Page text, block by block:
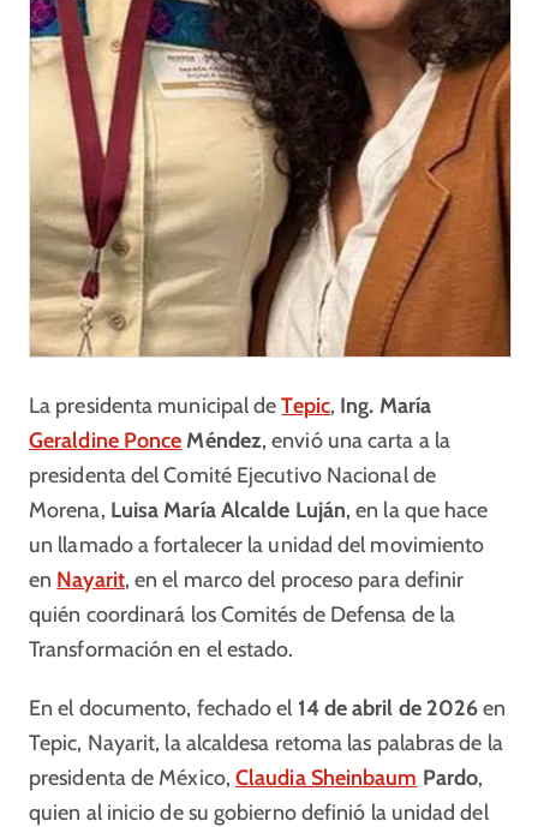
La presidenta municipal deTepic, Ing. María
Geraldine PonceMéndez, envió una carta a la
presidenta del Comité Ejecutivo Nacional de
Morena, Luisa María Alcalde Luján, en la que hace
un llamado a fortalecer la unidad del movimiento
en Nayarit, en el marco del proceso para definir
quién coordinará los Comités de Defensa de la
Transformación en el estado.
En el documento, fechado el 14 de abril de 2026en
Tepic, Nayarit, la alcaldesa retoma las palabras de la
presidenta de México, Claudia Sheinbaum Pardo,
quien al inicio de su gobierno definió la unidad del